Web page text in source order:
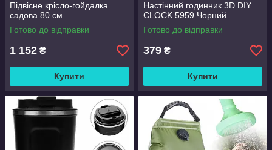
Підвісне крісло-гойдалка
садова 80 см
Готово до відправки
1 152 ₴
Купити
Настінний годинник 3D DIY
CLOCK 5959 Чорний
Готово до відправки
379 ₴
Купити